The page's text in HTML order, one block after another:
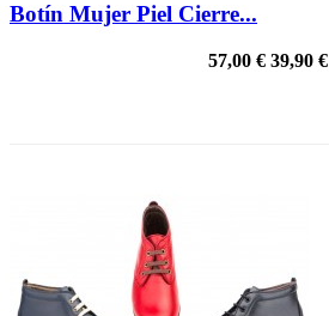
Botín Mujer Piel Cierre...
57,00 € 39,90 €